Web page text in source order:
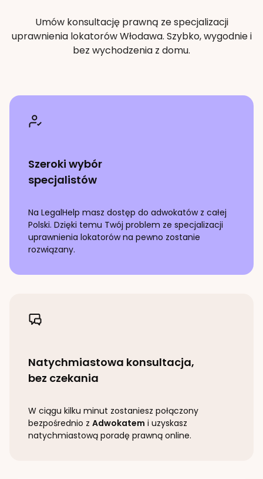
Umów konsultację prawną ze specjalizacji
uprawnienia lokatorówWłodawa. Szybko, wygodnie i
bez wychodzenia z domu.
Szeroki wybór
specjalistów
Na LegalHelp masz dostęp do adwokatów z całej
Polski. Dzięki temu Twój problem ze specjalizacji
uprawnienia lokatorówna pewno zostanie
rozwiązany.
Natychmiastowa konsultacja,
bez czekania
W ciągu kilku minut zostaniesz połączony
bezpośrednio z Adwokatem i uzyskasz
natychmiastową poradę prawną online.